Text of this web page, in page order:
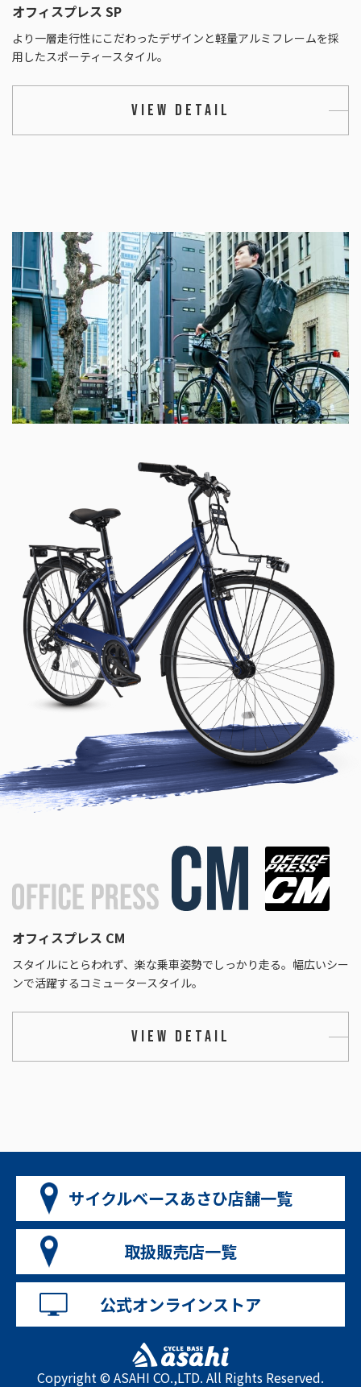
オフィスプレス SP
より一層走行性にこだわったデザインと軽量アルミフレームを採
用したスポーティースタイル。
VIEW DETAIL
オフィスプレス CM
スタイルにとらわれず、楽な乗車姿勢でしっかり走る。幅広いシー
ンで活躍するコミュータースタイル。
VIEW DETAIL
サイクルベースあさひ店舗一覧
取扱販売店一覧
公式オンラインストア
Copyright © ASAHI CO.,LTD. All Rights Reserved.